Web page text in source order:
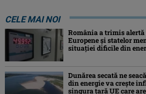
CELE MAI NOI
România a trimis
Europene și statelor
situației dificile din
Dunărea secată ne
din energie va crește
singura țară UE care